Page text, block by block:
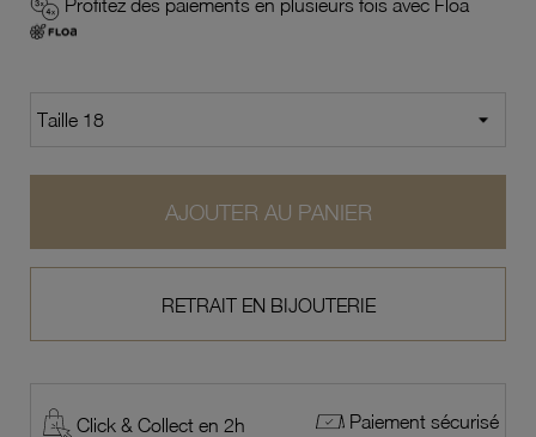
AJOUTER AU PANIER
RETRAIT EN BIJOUTERIE
Click & Collect en 2h Paiement sécurisé